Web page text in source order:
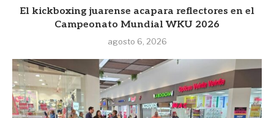
El kickboxing juarense acapara reflectores en el
Campeonato Mundial WKU 2026
agosto 6, 2026